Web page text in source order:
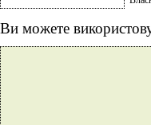
Ви можете